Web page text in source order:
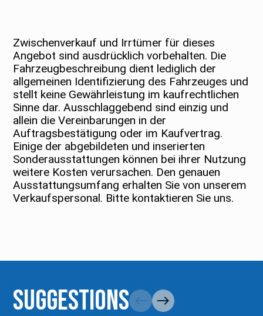
Zwischenverkauf und Irrtümer für dieses
Angebot sind ausdrücklich vorbehalten. Die
Fahrzeugbeschreibung dient lediglich der
allgemeinen Identifizierung des Fahrzeuges und
stellt keine Gewährleistung im kaufrechtlichen
Sinne dar. Ausschlaggebend sind einzig und
allein die Vereinbarungen in der
Auftragsbestätigung oder im Kaufvertrag.
Einige der abgebildeten und inserierten
Sonderausstattungen können bei ihrer Nutzung
weitere Kosten verursachen. Den genauen
Ausstattungsumfang erhalten Sie von unserem
Verkaufspersonal. Bitte kontaktieren Sie uns.
Suggestions east